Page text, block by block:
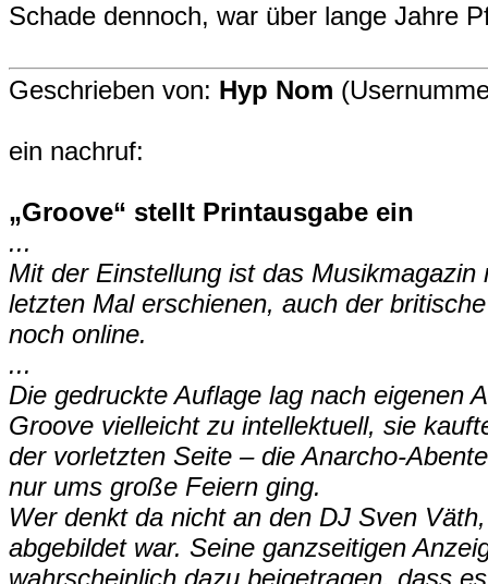
Schade dennoch, war über lange Jahre
Geschrieben von: Hyp Nom
ein nachruf:
„Groove“ stellt Printausgabe ein
...
Mit der Einstellung ist das
letzten Mal erschienen, auch der
noch online.
...
Die gedruckte Auflage lag nach eigenen
Groove vielleicht zu intellektuell, sie
der vorletzten Seite – die Anarcho-
nur ums große Feiern ging.
Wer denkt da nicht an den DJ Sven
abgebildet war. Seine ganzseitigen
wahrscheinlich dazu beigetragen, dass